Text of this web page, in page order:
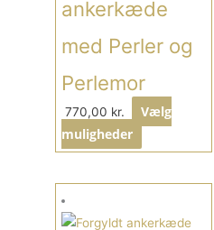
ankerkæde
med Perler og
Perlemor
770,00 kr.
Vælg
muligheder
vælges
varesiden
vare